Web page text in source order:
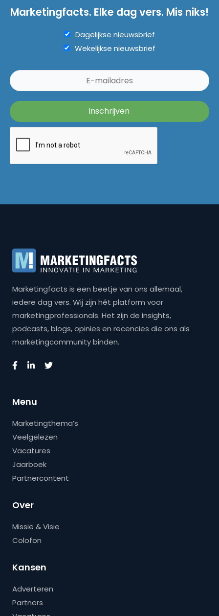
Marketingfacts. Elke dag vers. Mis niks!
Dagelijkse nieuwsbrief
Wekelijkse nieuwsbrief
Marketingfacts is een beetje van ons allemaal,
iedere dag vers. Wij zijn hét platform voor
marketingprofessionals. Het zijn de insights,
podcasts, blogs, opinies en recencies die ons als
marketingcommunity binden.
Menu
Marketingthema’s
Veelgelezen
Vacatures
Jaarboek
Partnercontent
Over
Missie & Visie
Colofon
Kansen
Adverteren
Partners